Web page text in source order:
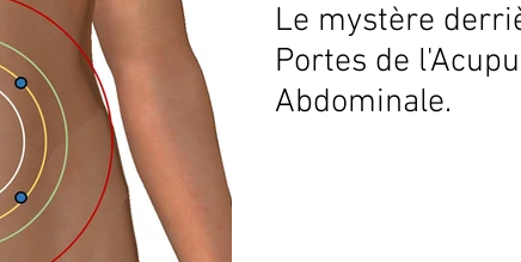
FORMATION
FORMATION TAPING
WEBINAIRES
Le mystère
Portes de
Abdominale.